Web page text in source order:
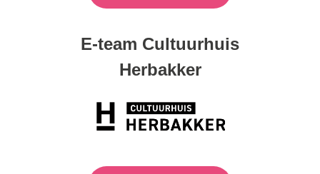
E-team Cultuurhuis
Herbakker